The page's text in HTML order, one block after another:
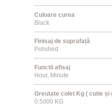
Culoare curea
Black
Finisaj de suprafață
Polished
Functii afisaj
Hour, Minute
Greutate colet Kg ( cutie și
0.5000 KG